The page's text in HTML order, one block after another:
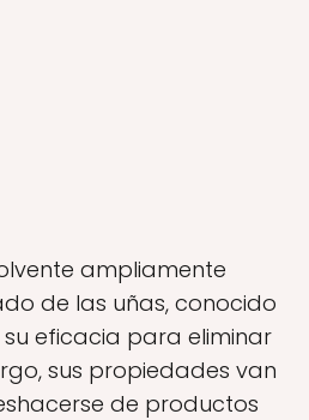
ampliamente
de las uñas, conocido
eficacia para eliminar
sus propiedades van
de productos